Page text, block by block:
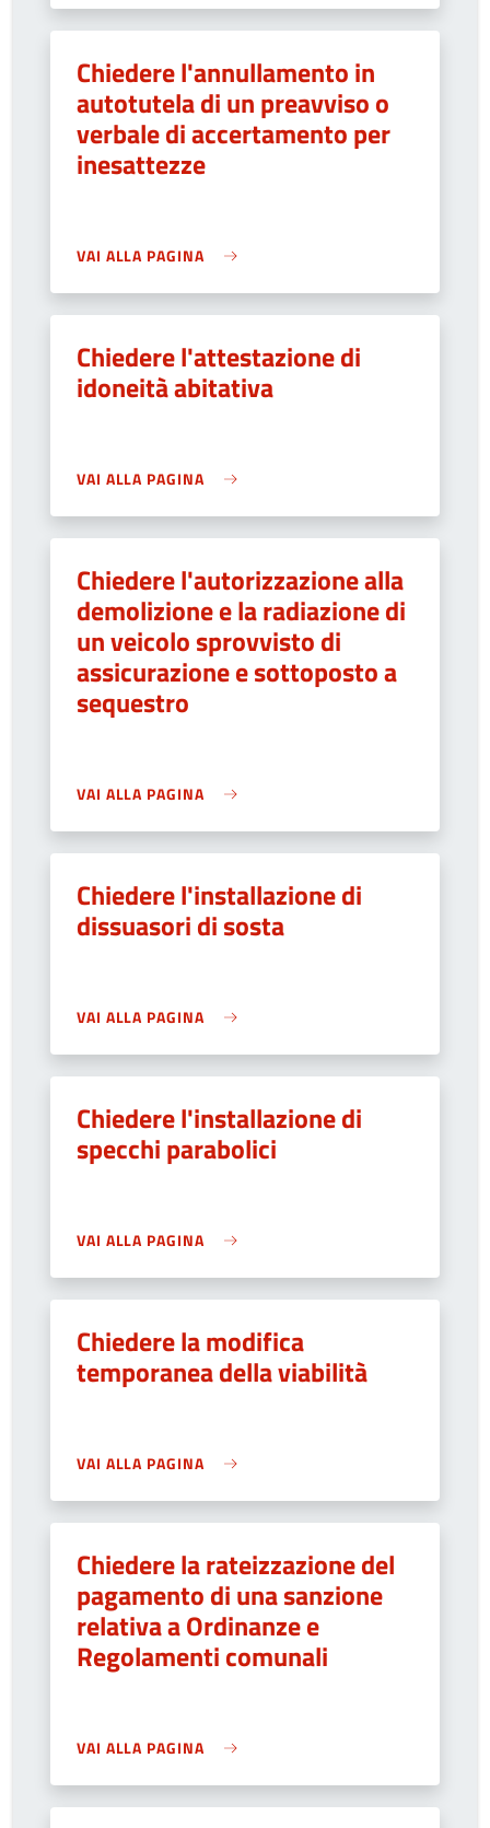
Chiedere l'annullamento in
autotutela di un preavviso o
verbale di accertamento per
inesattezze
VAI ALLA PAGINA
Chiedere l'attestazione di
idoneità abitativa
VAI ALLA PAGINA
Chiedere l'autorizzazione alla
demolizione e la radiazione di
un veicolo sprovvisto di
assicurazione e sottoposto a
sequestro
VAI ALLA PAGINA
Chiedere l'installazione di
dissuasori di sosta
VAI ALLA PAGINA
Chiedere l'installazione di
specchi parabolici
VAI ALLA PAGINA
Chiedere la modifica
temporanea della viabilità
VAI ALLA PAGINA
Chiedere la rateizzazione del
pagamento di una sanzione
relativa a Ordinanze e
Regolamenti comunali
VAI ALLA PAGINA